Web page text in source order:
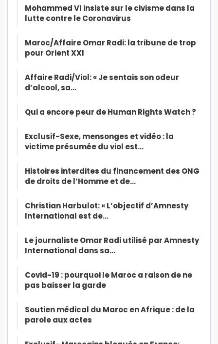
Mohammed VI insiste sur le civisme dans la
lutte contre le Coronavirus
Maroc/Affaire Omar Radi: la tribune de trop
pour Orient XXI
Affaire Radi/Viol: « Je sentais son odeur
d’alcool, sa…
Qui a encore peur de Human Rights Watch ?
Exclusif-Sexe, mensonges et vidéo : la
victime présumée du viol est…
Histoires interdites du financement des ONG
de droits de l’Homme et de…
Christian Harbulot: « L’objectif d’Amnesty
International est de…
Le journaliste Omar Radi utilisé par Amnesty
International dans sa…
Covid-19 : pourquoi le Maroc a raison de ne
pas baisser la garde
Soutien médical du Maroc en Afrique : de la
parole aux actes